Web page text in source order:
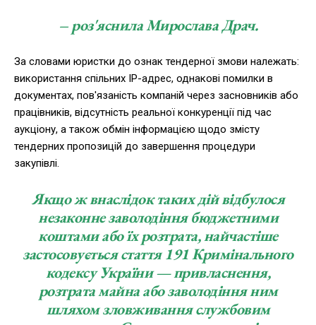
– роз'яснила Мирослава Драч.
За словами юристки до ознак тендерної змови належать:
використання спільних IP-адрес, однакові помилки в
документах, пов'язаність компаній через засновників або
працівників, відсутність реальної конкуренції під час
аукціону, а також обмін інформацією щодо змісту
тендерних пропозицій до завершення процедури
закупівлі.
Якщо ж внаслідок таких дій відбулося
незаконне заволодіння бюджетними
коштами або їх розтрата, найчастіше
застосовується стаття 191 Кримінального
кодексу України — привласнення,
розтрата майна або заволодіння ним
шляхом зловживання службовим